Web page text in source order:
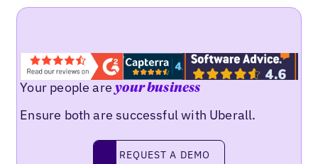
Your people areyour business
Ensure both are successful with Uberall.
Request a demo
REQUEST A DEMO